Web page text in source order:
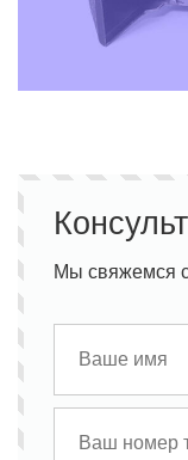
Мы свяжемся